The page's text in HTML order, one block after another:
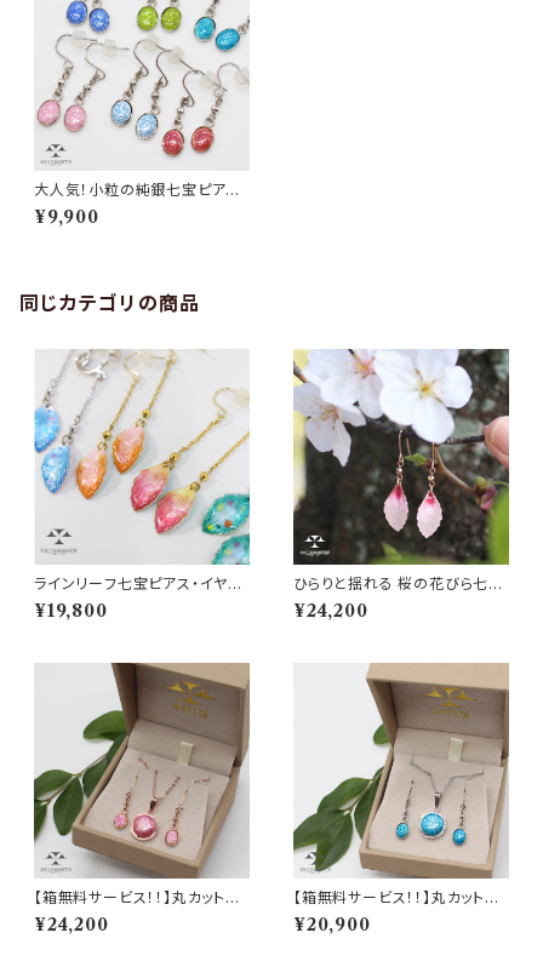
大人気！小粒の純銀七宝ピアス・
イヤリング（ロジウムカラー）
¥9,900
同じカテゴリの商品
ラインリーフ七宝ピアス・イヤリ
ング Beautifully enameled le
af-shaped earrings
¥19,800
ひらりと揺れる 桜の花びら七宝
ピアス・イヤリング
¥24,200
【箱無料サービス！！】丸カット純
銀七宝ペンダント＆ピアス・イヤ
リングセット！（ピンクゴールドカ
¥24,200
【箱無料サービス！！】丸カット純
銀七宝ペンダント＆七宝ピアス・
イヤリングセット！（ロジウムカラ
¥20,900